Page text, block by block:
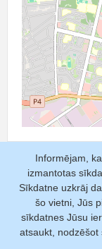
Pakalpojumi
Informējam,
izmantotas
Sīkdatne uzkrāj
šo vietni, Jūs
sīkdatnes Jūsu
atsaukt, nodzēšot